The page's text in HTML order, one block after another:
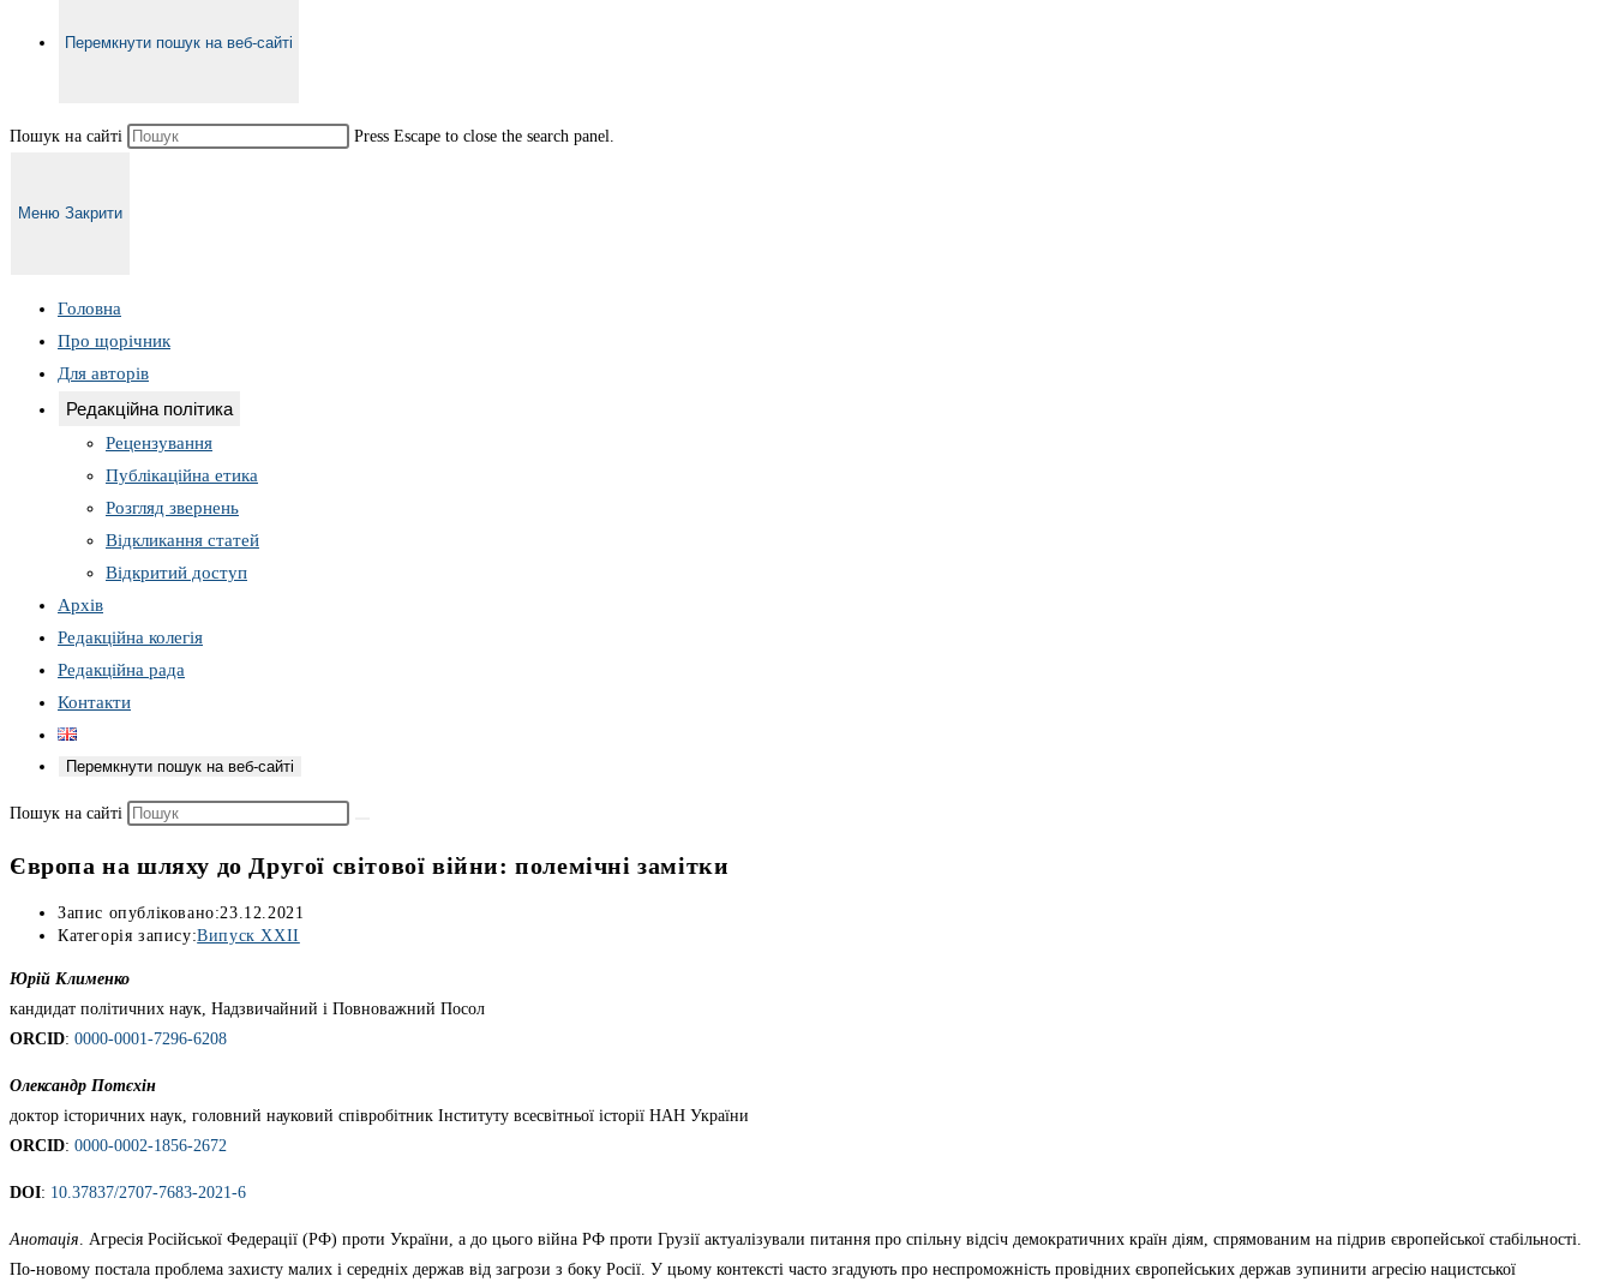
Перемкнути пошук на веб-сайті
Пошук на сайті Press Escape to close the search panel.
Меню Закрити
Головна
Про щорічник
Для авторів
Редакційна політика
Рецензування
Публікаційна етика
Розгляд звернень
Відкликання статей
Відкритий доступ
Архів
Редакційна колегія
Редакційна рада
Контакти
Перемкнути пошук на веб-сайті
Пошук на сайті
Європа на шляху до Другої світової війни: полемічні замітки
Запис опубліковано:23.12.2021
Категорія запису:Випуск XXII
Юрій Клименко
кандидат політичних наук, Надзвичайний і Повноважний Посол
ORCID: 0000-0001-7296-6208
Олександр Потєхін
доктор історичних наук, головний науковий співробітник Інституту всесвітньої історії НАН України
ORCID: 0000-0002-1856-2672
DOI: 10.37837/2707-7683-2021-6
Анотація. Агресія Російської Федерації (РФ) проти України, а до цього війна РФ проти Грузії актуалізували питання про спільну відсіч демократичних країн діям, спрямованим на підрив європейської стабільності.
По-новому постала проблема захисту малих і середніх держав від загрози з боку Росії. У цьому контексті часто згадують про неспроможність провідних європейських держав зупинити агресію нацистської